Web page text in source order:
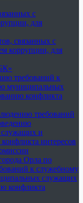
с
для
связанных с
коррупции, для
требований к
муниципальных
конфликта
требований
и
интересов
Орла по
к служебному
служащих
конфликта